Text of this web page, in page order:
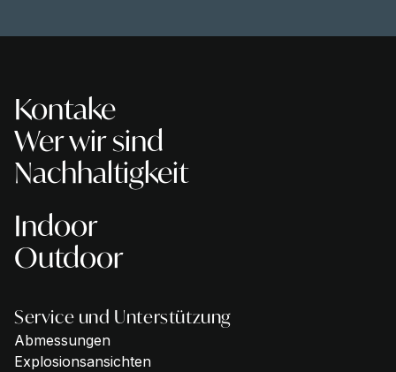
Kontake
Wer wir sind
Nachhaltigkeit
Indoor
Outdoor
Service und Unterstützung
Abmessungen
Explosionsansichten